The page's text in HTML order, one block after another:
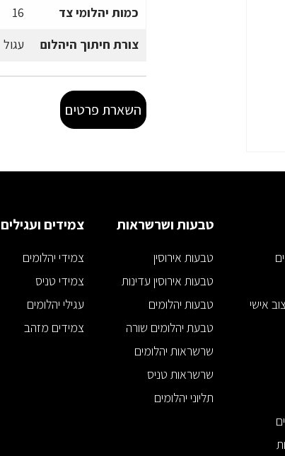
כמות יהלומי צד
16
צורת חיתוך היהלום
עגול
השארת פרטים
אישי
טבעות ושרשראות
טבעות אירוסין
טבעות אירוסין עדינות
טבעות יהלומים
טבעת יהלומים שורה
שרשראות יהלומים
שרשראות טניס
תליוני יהלומים
צמידים ועגילים
צמידי יהלומים
צמידי טניס
עגילי יהלומים
צמידים מזהב